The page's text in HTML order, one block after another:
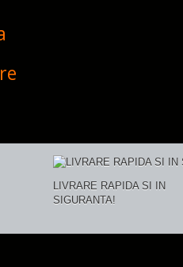
LIVRARE RAPIDA SI IN
SIGURANTA!